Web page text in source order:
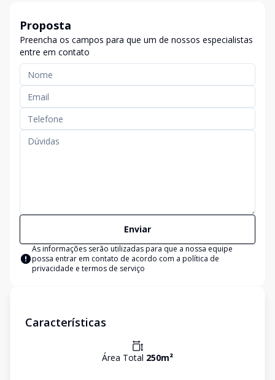
Proposta
Preencha os campos para que um de nossos especialistas
entre em contato
Enviar
As informações serão utilizadas para que a nossa equipe
possa entrar em contato de acordo com a política de
privacidade e termos de serviço
Características
Área Total 250m²